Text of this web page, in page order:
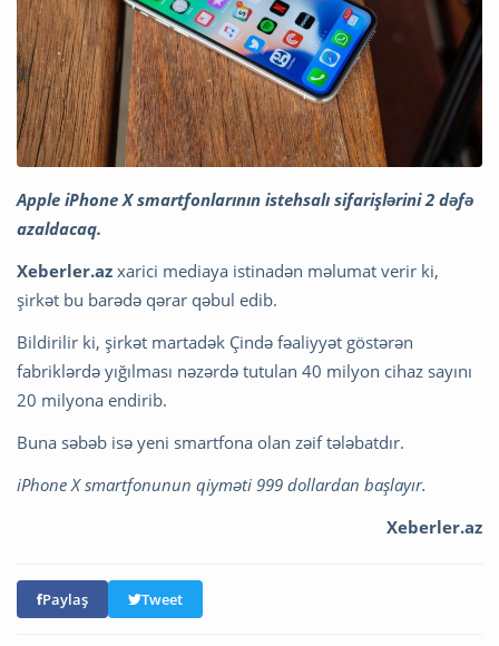
Apple iPhone X smartfonlarının istehsalı sifarişlərini 2 dəfə
azaldacaq.
Xeberler.az xarici mediaya istinadən məlumat verir ki,
şirkət bu barədə qərar qəbul edib.
Bildirilir ki, şirkət martadək Çində fəaliyyət göstərən
fabriklərdə yığılması nəzərdə tutulan 40 milyon cihaz sayını
20 milyona endirib.
Buna səbəb isə yeni smartfona olan zəif tələbatdır.
iPhone X smartfonunun qiyməti 999 dollardan başlayır.
Xeberler.az
Paylaş Tweet